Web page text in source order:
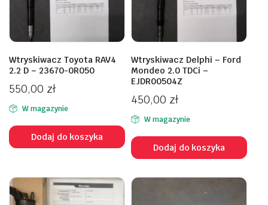
Wtryskiwacz Toyota RAV4
2.2 D – 23670-0R050
550,00 zł
W magazynie
Dodaj do koszyka
Wtryskiwacz Delphi – Ford
Mondeo 2.0 TDCi –
EJDR00504Z
450,00 zł
W magazynie
Dodaj do koszyka